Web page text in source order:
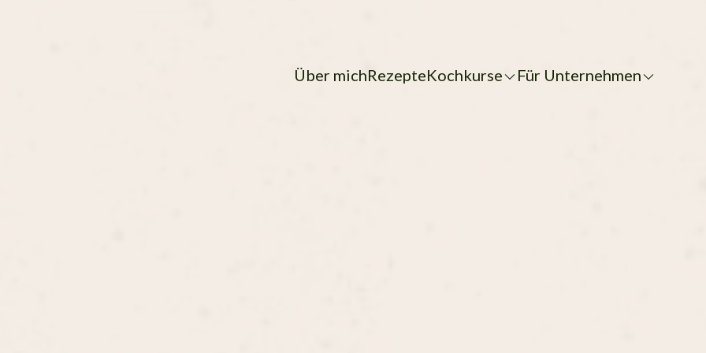
Über michRezepteKochkurse Für Unternehmen